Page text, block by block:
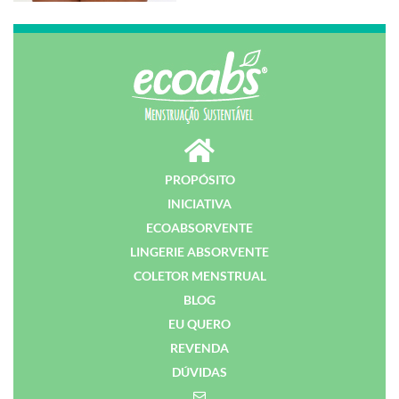
PROPÓSITO
INICIATIVA
ECOABSORVENTE
LINGERIE ABSORVENTE
COLETOR MENSTRUAL
BLOG
EU QUERO
REVENDA
DÚVIDAS